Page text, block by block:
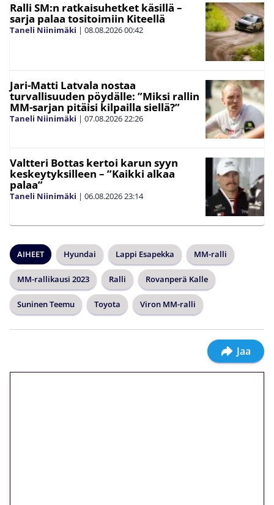
Ralli SM:n ratkaisuhetket käsillä –
sarja palaa tositoimiin Kiteellä
Taneli Niinimäki | 08.08.202600:42
Jari-Matti Latvala nostaa
turvallisuuden pöydälle: ”Miksi rallin
MM-sarjan pitäisi kilpailla siellä?”
Taneli Niinimäki | 07.08.202622:26
Valtteri Bottas kertoi karun syyn
keskeytyksilleen – ”Kaikki alkaa
palaa”
Taneli Niinimäki | 06.08.202623:14
AIHEET Hyundai Lappi Esapekka MM-ralli
MM-rallikausi 2023 Ralli Rovanperä Kalle
Suninen Teemu Toyota Viron MM-ralli
Jaa